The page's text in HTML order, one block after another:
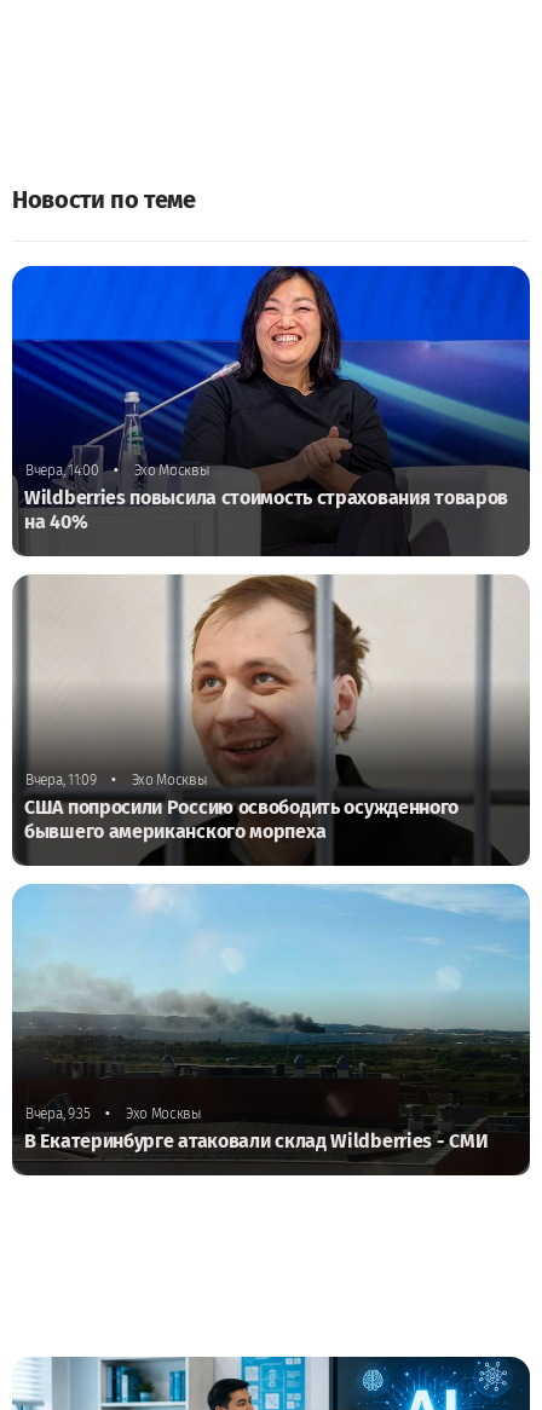
Новости по теме
Вчера, 14:00 • Эхо Москвы
Wildberries повысила стоимость страхования товаров
на 40%
Вчера, 11:09 • Эхо Москвы
США попросили Россию освободить осужденного
бывшего американского морпеха
Вчера, 9:35 • Эхо Москвы
В Екатеринбурге атаковали склад Wildberries - СМИ